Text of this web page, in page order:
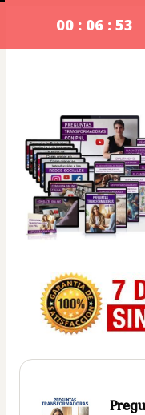
00 : 06 : 52